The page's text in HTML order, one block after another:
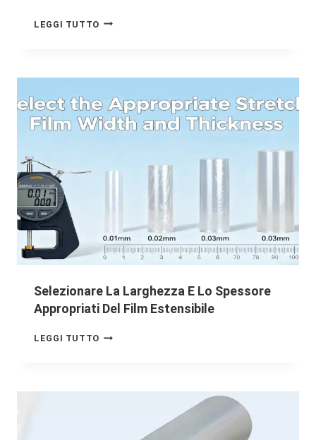
LEGGI TUTTO
Selezionare La Larghezza E Lo Spessore
Appropriati Del Film Estensibile
LEGGI TUTTO